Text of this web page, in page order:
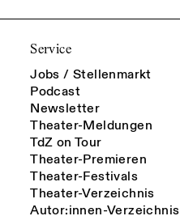
Service
Jobs / Stellenmarkt
Podcast
Newsletter
Theater-Meldungen
TdZ on Tour
Theater-Premieren
Theater-Festivals
Theater-Verzeichnis
Autor:innen-Verzeichnis